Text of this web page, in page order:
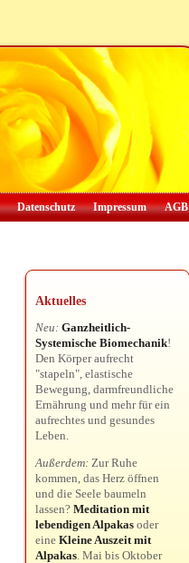
Datenschutz Impressum AGB
Aktuelles
Neu: Ganzheitlich-
Systemische Biomechanik!
Den Körper aufrecht
"stapeln", elastische
Bewegung, darmfreundliche
Ernährung und mehr für ein
aufrechtes und gesundes
Leben.
Außerdem: Zur Ruhe
kommen, das Herz öffnen
und die Seele baumeln
lassen? Meditation mit
lebendigen Alpakas oder
eine Kleine Auszeit mit
Alpakas . Mai bis Oktober